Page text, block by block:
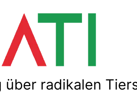
über radikalen